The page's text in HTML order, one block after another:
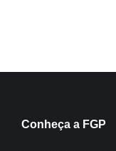
Conheça a FGP